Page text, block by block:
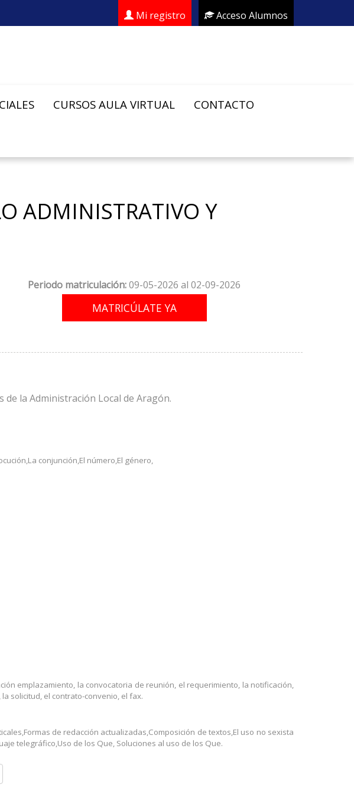
Acceso Alumnos
Mi registro
CURSOS AULA VIRTUAL CONTACTO
ADMINISTRATIVO Y
Periodo matriculación:09-05-2026 al 02-09-2026
la Administración Local de Aragón.
conjunción,El número,El género,
emplazamiento, la convocatoria de reunión, el requerimiento, la notificación,
solicitud, el contrato-convenio, el fax.
de redacción actualizadas,Composición de textos,El uso no sexista
telegráfico,Uso de los Que, Soluciones al uso de los Que.